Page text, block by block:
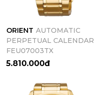
ORIENT AUTOMATIC
PERPETUAL CALENDAR
FEU07003TX
5.810.000đ